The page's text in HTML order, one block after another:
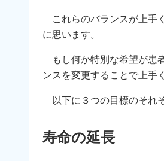
これらのバランスが上手
に思います。
もし何か特別な希望が患
ンスを変更することで上手
以下に３つの目標のそれ
寿命の延長